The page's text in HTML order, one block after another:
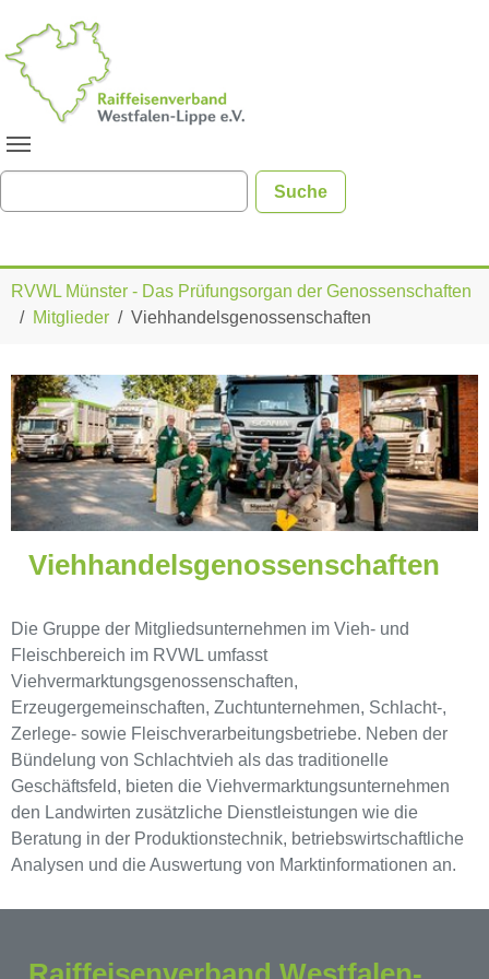
RVWL Münster - Das Prüfungsorgan der Genossenschaften
Mitglieder
Viehhandelsgenossenschaften
Viehhandelsgenossenschaften
Die Gruppe der Mitgliedsunternehmen im Vieh- und
Fleischbereich im RVWL umfasst
Viehvermarktungsgenossenschaften,
Erzeugergemeinschaften, Zuchtunternehmen, Schlacht-,
Zerlege- sowie Fleischverarbeitungsbetriebe. Neben der
Bündelung von Schlachtvieh als das traditionelle
Geschäftsfeld, bieten die Viehvermarktungsunternehmen
den Landwirten zusätzliche Dienstleistungen wie die
Beratung in der Produktionstechnik, betriebswirtschaftliche
Analysen und die Auswertung von Marktinformationen an.